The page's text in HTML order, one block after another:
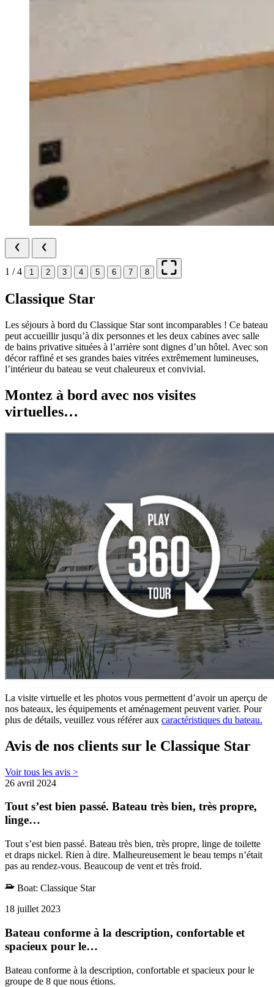
1 / 4 1 2 3 4 5 6 7 8
Classique Star
Les séjours à bord du Classique Star sont incomparables ! Ce bateau
peut accueillir jusqu’à dix personnes et les deux cabines avec salle
de bains privative situées à l’arrière sont dignes d’un hôtel. Avec son
décor raffiné et ses grandes baies vitrées extrêmement lumineuses,
l’intérieur du bateau se veut chaleureux et convivial.
Montez à bord avec nos visites
virtuelles…
La visite virtuelle et les photos vous permettent d’avoir un aperçu de
nos bateaux, les équipements et aménagement peuvent varier. Pour
plus de détails, veuillez vous référer aux caractéristiques du bateau.
Avis de nos clients sur le Classique Star
Voir tous les avis >
26 avril 2024
Tout s’est bien passé. Bateau très bien, très propre,
linge…
Tout s’est bien passé. Bateau très bien, très propre, linge de toilette
et draps nickel. Rien à dire. Malheureusement le beau temps n’était
pas au rendez-vous. Beaucoup de vent et très froid.
Boat: Classique Star
18 juillet 2023
Bateau conforme à la description, confortable et
spacieux pour le…
Bateau conforme à la description, confortable et spacieux pour le
groupe de 8 que nous étions.